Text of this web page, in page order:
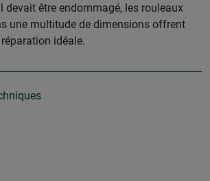
devait être endommagé, les rouleaux
une multitude de dimensions offrent
idéale.